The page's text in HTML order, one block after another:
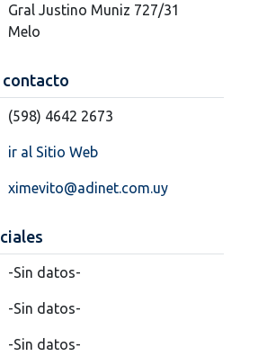
Gral Justino Muniz 727/31
Melo
contacto
(598) 4642 2673
ir al Sitio Web
ximevito@adinet.com.uy
-Sin datos-
-Sin datos-
-Sin datos-